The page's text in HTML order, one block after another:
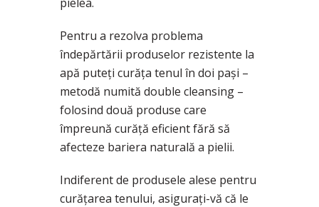
Pentru a rezolva problema
îndepărtării produselor rezistente la
apă puteți curăța tenul în doi pași –
metodă numită double cleansing –
folosind două produse care
împreună curăță eficient fără să
afecteze bariera naturală a pielii.
Indiferent de produsele alese pentru
curățarea tenului, asigurați-vă că le